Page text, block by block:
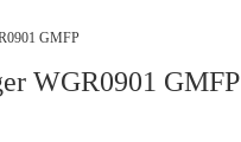
GMFP
WGR0901 GMFP